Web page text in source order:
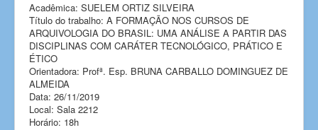
Acadêmica: SUELEM ORTIZ SILVEIRA
Título do trabalho: A FORMAÇÃO NOS CURSOS DE
ARQUIVOLOGIA DO BRASIL: UMA ANÁLISE A PARTIR DAS
DISCIPLINAS COM CARÁTER TECNOLÓGICO, PRÁTICO E
ÉTICO
Orientadora: Profª. Esp. BRUNA CARBALLO DOMINGUEZ DE
ALMEIDA
Data: 26/11/2019
Local: Sala 2212
Horário: 18h